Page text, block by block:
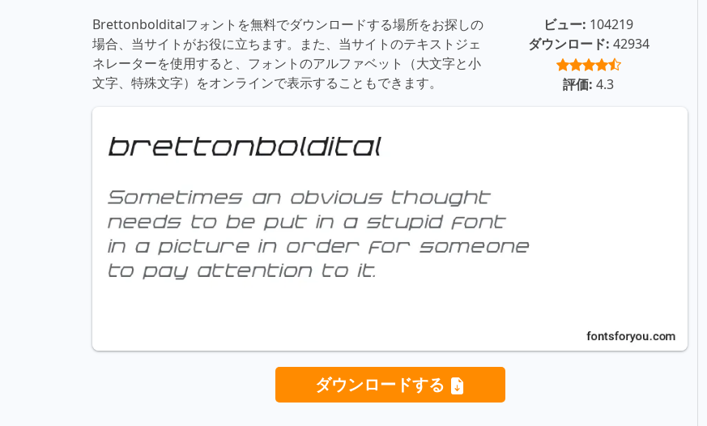
Brettonbolditalフォントを無料でダウンロードする場所をお探しの
場合、当サイトがお役に立ちます。また、当サイトのテキストジェ
ネレーターを使用すると、フォントのアルファベット（大文字と小
文字、特殊文字）をオンラインで表示することもできます。
ビュー: 104219
ダウンロード: 42934
評価: 4.3
ダウンロードする